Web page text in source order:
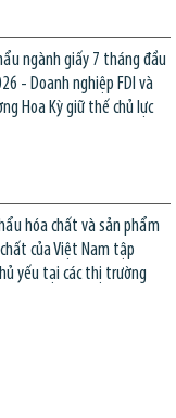
ngành giấy 7 tháng đầu
- Doanh nghiệp FDI và
Hoa Kỳ giữ thế chủ lực
hóa chất và sản phẩm
của Việt Nam tập
yếu tại các thị trường